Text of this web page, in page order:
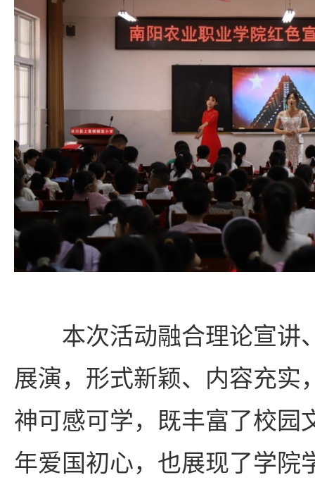
本次活动融合理论宣讲
展演，形式新颖、内容充实
神可感可学，既丰富了校园
年爱国初心，也展现了学院